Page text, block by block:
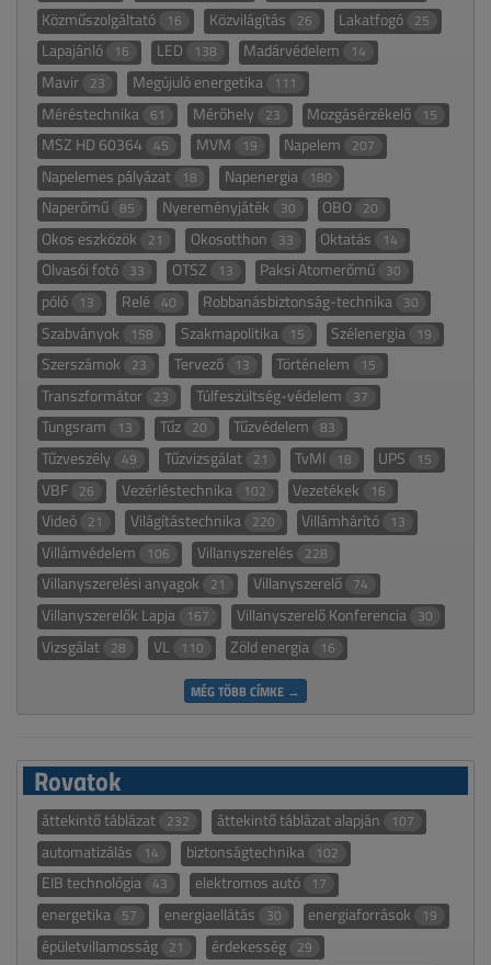
Közműszolgáltató 16 Közvilágítás 26 Lakatfogó 25
Lapajánló 16 LED 138 Madárvédelem 14
Mavir 23 Megújuló energetika 111
Méréstechnika 61 Mérőhely 23 Mozgásérzékelő 15
MSZ HD 60364 45 MVM 19 Napelem 207
Napelemes pályázat 18 Napenergia 180
Naperőmű 85 Nyereményjáték 30 OBO 20
Okos eszközök 21 Okosotthon 33 Oktatás 14
Olvasói fotó 33 OTSZ 13 Paksi Atomerőmű 30
póló 13 Relé 40 Robbanásbiztonság-technika 30
Szabványok 158 Szakmapolitika 15 Szélenergia 19
Szerszámok 23 Tervező 13 Történelem 15
Transzformátor 23 Túlfeszültség-védelem 37
Tungsram 13 Tűz 20 Tűzvédelem 83
Tűzveszély 49 Tűzvizsgálat 21 TvMI 18 UPS 15
VBF 26 Vezérléstechnika 102 Vezetékek 16
Videó 21 Világítástechnika 220 Villámhárító 13
Villámvédelem 106 Villanyszerelés 228
Villanyszerelési anyagok 21 Villanyszerelő 74
Villanyszerelők Lapja 167 Villanyszerelő Konferencia 30
Vizsgálat 28 VL 110 Zöld energia 16
MÉG TÖBB CÍMKE →
Rovatok
áttekintő táblázat 232 áttekintő táblázat alapján 107
automatizálás 14 biztonságtechnika 102
EIB technológia 43 elektromos autó 17
energetika 57 energiaellátás 30 energiaforrások 19
épületvillamosság 21 érdekesség 29